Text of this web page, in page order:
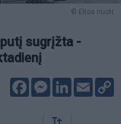
© Eltos nuotr.
sugrįžta -
FacebookMessenger
LinkedIn
Email